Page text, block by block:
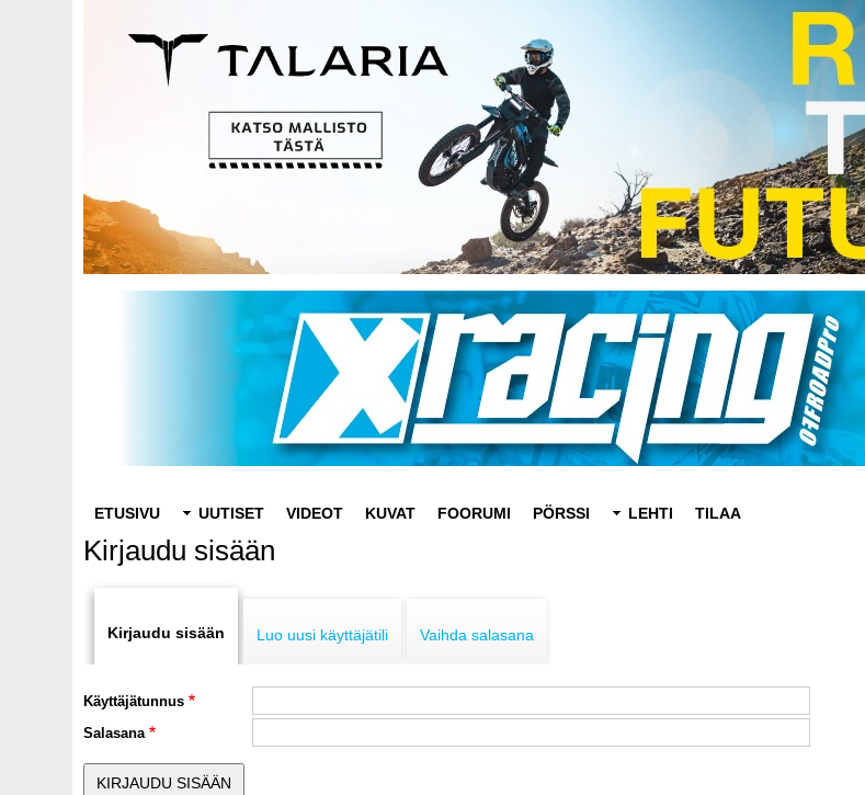
navigation
ETUSIVU UUTISET VIDEOT KUVAT FOORUMI PÖRSSI LEHTI TILAA
Kirjaudu sisään
tabs
Kirjaudu sisään Luo uusi käyttäjätili Vaihda salasana
Käyttäjätunnus
Salasana